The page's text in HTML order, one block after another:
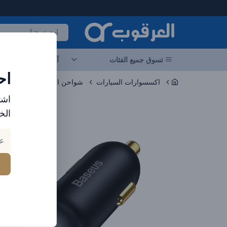
تسوق جميع الفئات
اكسسوارات السيارات شواحن السيارات